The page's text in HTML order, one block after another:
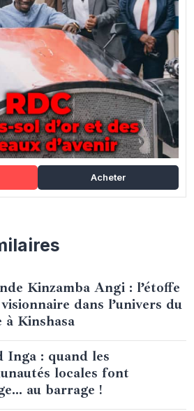
Acheter
Kinzamba Angi : l’étoffe
visionnaire dans l’univers du
à Kinshasa
Inga : quand les
locales font
au barrage !